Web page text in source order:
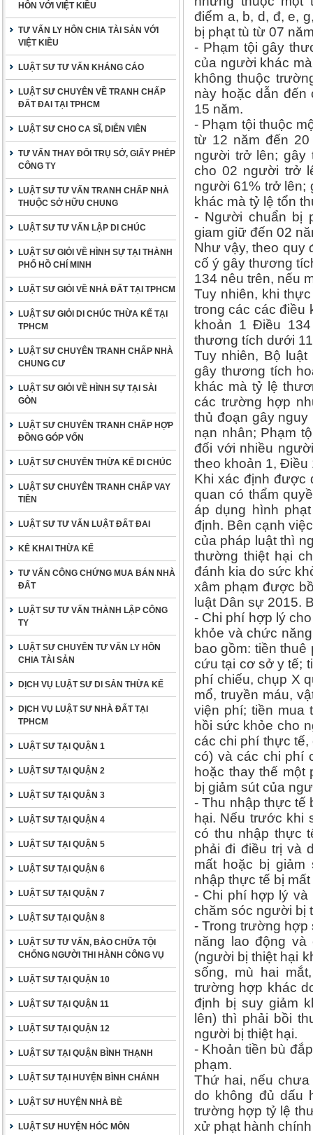
HÔN VỚI VIỆT KIỀU
TƯ VẤN LY HÔN CHIA TÀI SẢN VỚI
VIỆT KIỀU
LUẬT SƯ TƯ VẤN KHÁNG CÁO
LUẬT SƯ CHUYÊN VỀ TRANH CHẤP
ĐẤT ĐAI TẠI TPHCM
LUẬT SƯ CHO CA SĨ, DIỄN VIÊN
TƯ VẤN THAY ĐỔI TRỤ SỞ, GIẤY PHÉP
CÔNG TY
LUẬT SƯ TƯ VẤN TRANH CHẤP NHÀ
THUỘC SỞ HỮU CHUNG
LUẬT SƯ TƯ VẤN LẬP DI CHÚC
LUẬT SƯ GIỎI VỀ HÌNH SỰ TẠI THÀNH
PHỐ HỒ CHÍ MINH
LUẬT SƯ GIỎI VỀ NHÀ ĐẤT TẠI TPHCM
LUẬT SƯ GIỎI DI CHÚC THỪA KẾ TẠI
TPHCM
LUẬT SƯ CHUYÊN TRANH CHẤP NHÀ
CHUNG CƯ
LUẬT SƯ GIỎI VỀ HÌNH SỰ TẠI SÀI
GÒN
LUẬT SƯ CHUYÊN TRANH CHẤP HỢP
ĐỒNG GÓP VỐN
LUẬT SƯ CHUYÊN THỪA KẾ DI CHÚC
LUẬT SƯ CHUYÊN TRANH CHẤP VAY
TIỀN
LUẬT SƯ TƯ VẤN LUẬT ĐẤT ĐAI
KÊ KHAI THỪA KẾ
TƯ VẤN CÔNG CHỨNG MUA BÁN NHÀ
ĐẤT
LUẬT SƯ TƯ VẤN THÀNH LẬP CÔNG
TY
LUẬT SƯ CHUYÊN TƯ VẤN LY HÔN
CHIA TÀI SẢN
DỊCH VỤ LUẬT SƯ DI SẢN THỪA KẾ
DỊCH VỤ LUẬT SƯ NHÀ ĐẤT TẠI
TPHCM
LUẬT SƯ TẠI QUẬN 1
LUẬT SƯ TẠI QUẬN 2
LUẬT SƯ TẠI QUẬN 3
LUẬT SƯ TẠI QUẬN 4
LUẬT SƯ TẠI QUẬN 5
LUẬT SƯ TẠI QUẬN 6
LUẬT SƯ TẠI QUẬN 7
LUẬT SƯ TẠI QUẬN 8
LUẬT SƯ TƯ VẤN, BÀO CHỮA TỘI
CHỐNG NGƯỜI THI HÀNH CÔNG VỤ
LUẬT SƯ TẠI QUẬN 10
LUẬT SƯ TẠI QUẬN 11
LUẬT SƯ TẠI QUẬN 12
LUẬT SƯ TẠI QUẬN BÌNH THẠNH
LUẬT SƯ TẠI HUYỆN BÌNH CHÁNH
LUẬT SƯ HUYỆN NHÀ BÈ
LUẬT SƯ HUYỆN HÓC MÔN
điểm a, b, d, đ, e,
bị phạt tù từ 07
- Phạm tội gây
của người khác
không thuộc
này hoặc dẫn đến
15 năm.
- Phạm tội thuộc
từ 12 năm đến
người trở lên; gây
cho 02 người trở
người 61% trở lên;
khác mà tỷ lệ tổn
- Người chuẩn bị
giam giữ đến 02
Như vậy, theo quy
cố ý gây thương
134 nêu trên, nếu
Tuy nhiên, khi
trong các các điều
khoản 1 Điều
thương tích dưới
Tuy nhiên, Bộ
gây thương tích
khác mà tỷ lệ
các trường hợp
thủ đoạn gây
nạn nhân; Phạm
đối với nhiều
theo khoản 1, Điều
Khi xác định được
quan có thẩm
áp dụng hình
định. Bên cạnh
của pháp luật thì
thường thiệt hại
đánh kia do sức
xâm phạm được
luật Dân sự 2015.
- Chi phí hợp lý
khỏe và chức
bao gồm: tiền
cứu tại cơ sở y tế;
phí chiếu, chụp X
mổ, truyền máu,
viện phí; tiền mua
hồi sức khỏe cho
các chi phí thực
có) và các chi phí
hoặc thay thế
bị giảm sút của
- Thu nhập thực tế
hại. Nếu trước khi
có thu nhập thực
phải đi điều trị và
mất hoặc bị
nhập thực tế bị
- Chi phí hợp lý
chăm sóc người bị
- Trong trường hợp
năng lao động
(người bị thiệt hại
sống, mù hai
trường hợp khác
định bị suy giảm
lên) thì phải bồi
người bị thiệt hại.
- Khoản tiền bù
phạm.
Thứ hai, nếu
do không đủ dấu
trường hợp tỷ lệ
xử phạt hành